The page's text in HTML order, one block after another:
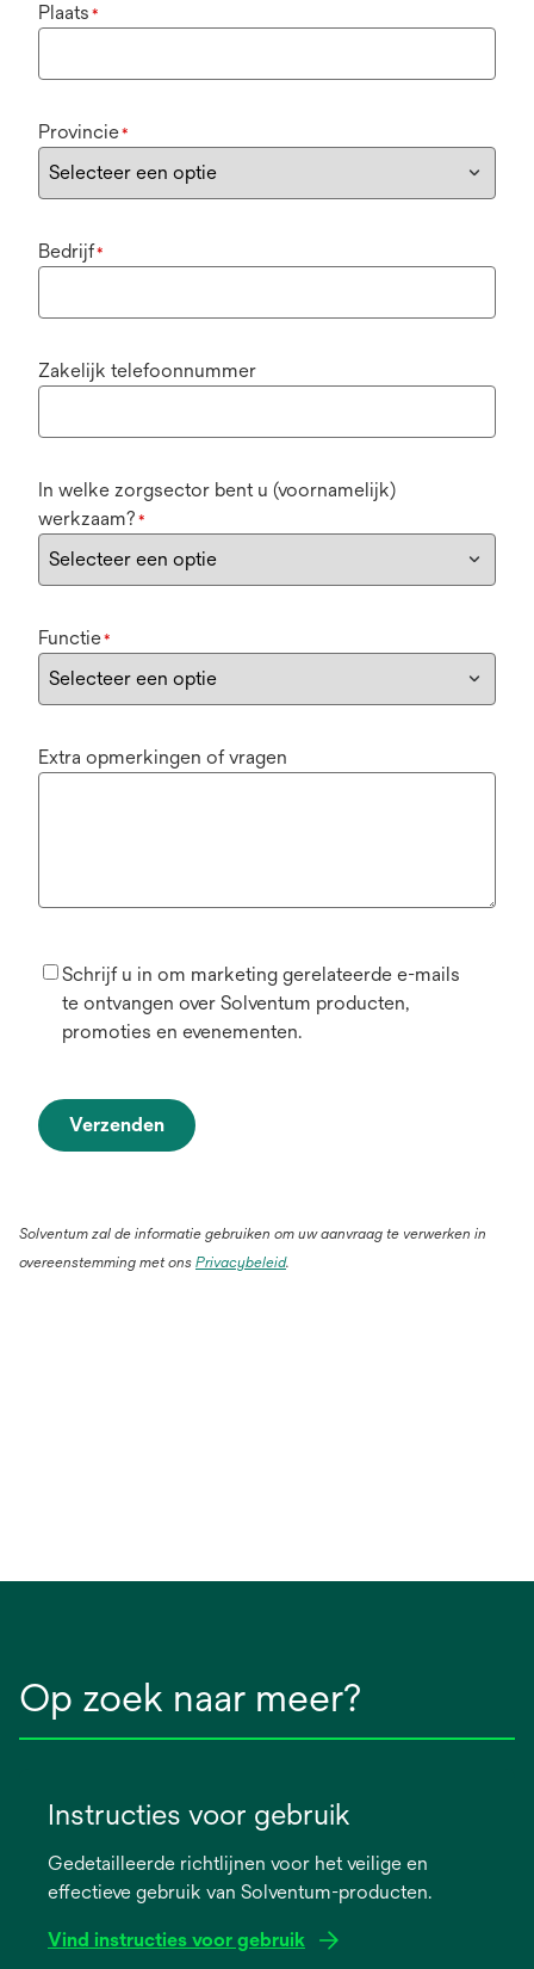
Plaats *
Provincie*
Bedrijf*
Zakelijk telefoonnummer
In welke zorgsector bent u (voornamelijk)
werkzaam? *
Functie*
Extra opmerkingen of vragen
Schrijf u in om marketing gerelateerde e-mails
te ontvangen over Solventum producten,
promoties en evenementen.
Verzenden
Solventum zal de informatie gebruiken om uw aanvraag te verwerken in
overeenstemming met ons Privacybeleid.
Op zoek naar meer?
Instructies voor gebruik
Gedetailleerde richtlijnen voor het veilige en
effectieve gebruik van Solventum-producten.
Vind instructies voor gebruik